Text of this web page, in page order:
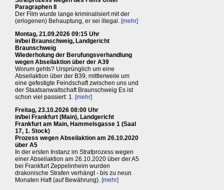
Paragraphen II
Der Film wurde lange kriminalisiert mit der
(erlogenen) Behauptung, er sei illegal. [mehr]
Montag, 21.09.2026 09:15 Uhr
in/bei Braunschweig, Landgericht
Braunschweig
Wiederholung der Berufungsverhandlung
wegen Abseilaktion über der A39
Worum gehts? Ursprünglich um eine
Abseilaktion über der B39, mittlerweile um
eine gefestigte Feindschaft zwischen uns und
der Staatsanwaltschaft Braunschweig Es ist
schon viel passiert: 1. [mehr]
Freitag, 23.10.2026 08:00 Uhr
in/bei Frankfurt (Main), Landgericht
Frankfurt am Main, Hammelsgasse 1 (Saal
17, 1. Stock)
Prozess wegen Abseilaktion am 26.10.2020
über A5
In der ersten Instanz im Strafprozess wegen
einer Abseilaktion am 26.10.2020 über der A5
bei Frankfurt Zeppelinheim wurden
drakonische Strafen verhängt - bis zu neun
Monaten Haft (auf Bewährung). [mehr]